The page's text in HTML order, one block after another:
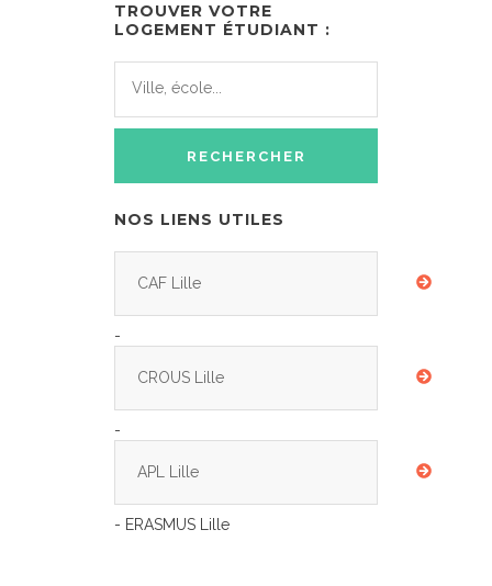
TROUVER VOTRE
LOGEMENT ÉTUDIANT :
NOS LIENS UTILES
CAF Lille
-
CROUS Lille
-
APL Lille
- ERASMUS Lille